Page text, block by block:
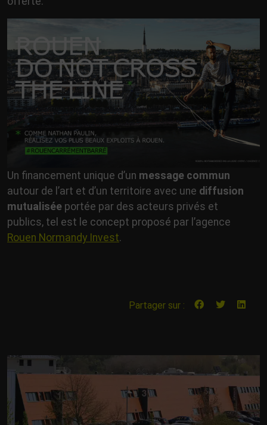
Un financement unique d’un message commun
autour de l’art et d’un territoire avec une diffusion
mutualisée portée par des acteurs privés et
publics, tel est le concept proposé par l’agence
Rouen Normandy Invest.
Partager sur :